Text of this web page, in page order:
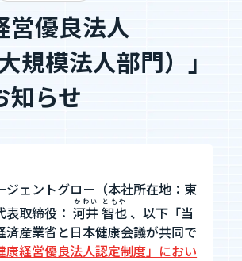
社概要
SESコン
サルティ
ング
ス IRライブラリ
報
営優良法人
規模法人部門）」
知らせ
ジェントグロー（本社所在地：東
表取締役：河井
かわい
智也
ともや
、以下「当
済産業省と日本健康会議が共同で
康経営優良法人認定制度」におい